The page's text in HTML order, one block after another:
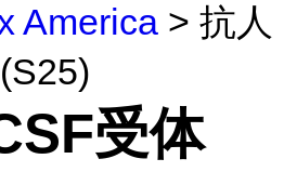
America > 抗人
受体